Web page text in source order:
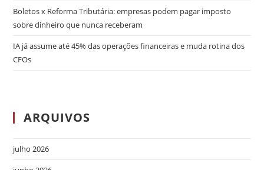
Boletos x Reforma Tributária: empresas podem pagar imposto
sobre dinheiro que nunca receberam
IA já assume até 45% das operações financeiras e muda rotina dos
CFOs
ARQUIVOS
julho 2026